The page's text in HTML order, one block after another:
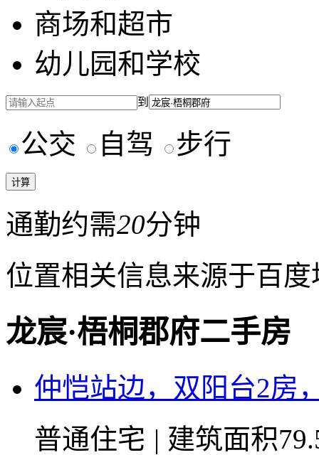
商场和超市
幼儿园和学校
到
公交 自驾 步行
通勤约需20分钟
位置相关信息来源于百
龙宸·梧桐郡府二手房
仲恺站边，双阳台2房
普通住宅 | 建筑面积